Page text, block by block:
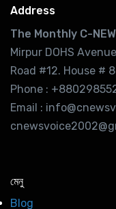
Address
The Monthly C-
Mirpur DOHS
Road #12. House #
Phone :
Email :
মেনু
Blog